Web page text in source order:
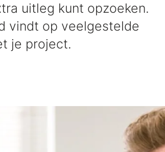
uitleg kunt opzoeken.
vindt op veelgestelde
je project.